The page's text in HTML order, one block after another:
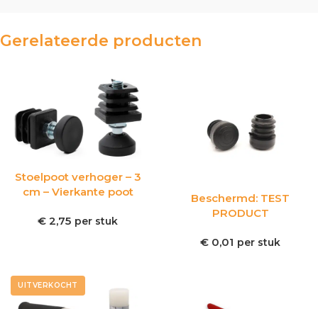
Gerelateerde producten
Stoelpoot verhoger – 3
cm – Vierkante poot
€ 2,75 per stuk
Beschermd: TEST
PRODUCT
€ 0,01 per stuk
UITVERKOCHT